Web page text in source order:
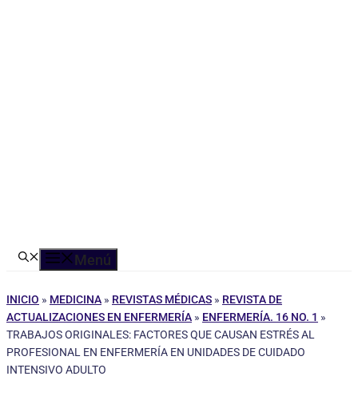
Menú
INICIO » MEDICINA » REVISTAS MÉDICAS » REVISTA DE
ACTUALIZACIONES EN ENFERMERÍA » ENFERMERÍA. 16 NO. 1 »
TRABAJOS ORIGINALES: FACTORES QUE CAUSAN ESTRÉS AL
PROFESIONAL EN ENFERMERÍA EN UNIDADES DE CUIDADO
INTENSIVO ADULTO